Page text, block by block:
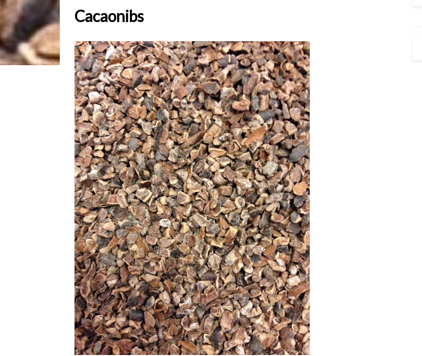
Cacaonibs